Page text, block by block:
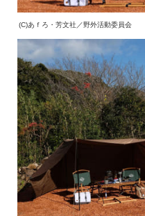
(C)あｆろ・芳文社／野外活動委員会